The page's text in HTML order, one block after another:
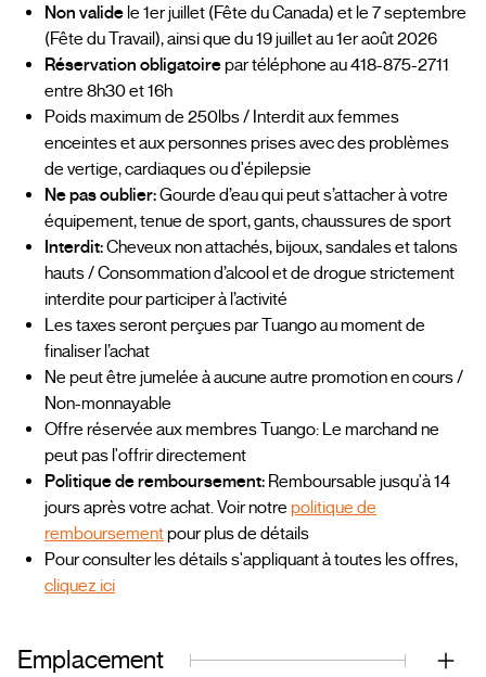
Non valide le 1er juillet (Fête du Canada) et le 7 septembre
(Fête du Travail), ainsi que du 19 juillet au 1er août 2026
Réservation obligatoirepar téléphone au 418-875-2711
entre 8h30 et 16h
Poids maximum de 250lbs / Interdit aux femmes
enceintes et aux personnes prises avec des problèmes
de vertige, cardiaques ou d'épilepsie
Ne pas oublier:Gourde d’eau qui peut s’attacher à votre
équipement, tenue de sport, gants, chaussures de sport
Interdit:Cheveux non attachés, bijoux, sandales et talons
hauts / Consommation d’alcool et de drogue strictement
interdite pour participer à l’activité
Les taxes seront perçues par Tuango au moment de
finaliser l’achat
Ne peut être jumelée à aucune autre promotion en cours /
Non-monnayable
Offre réservée aux membres Tuango: Le marchand ne
peut pas l'offrir directement
Politique de remboursement: Remboursable jusqu'à 14
jours après votre achat. Voir notre politique de
remboursementpour plus de détails
Pour consulter les détails s'appliquant à toutes les offres,
cliquez ici
Emplacement